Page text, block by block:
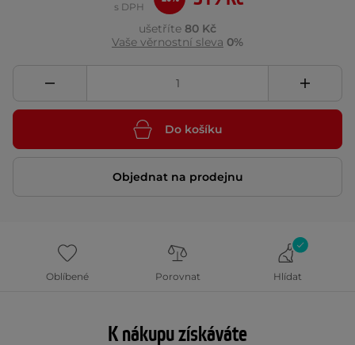
s DPH
ušetříte 80 Kč
Vaše věrnostní sleva 0%
Do košíku
Objednat na prodejnu
Oblíbené Porovnat Hlídat
K nákupu získáváte